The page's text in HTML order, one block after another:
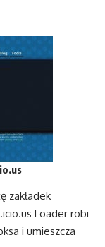
zakładek
Loader robi
i umieszcza